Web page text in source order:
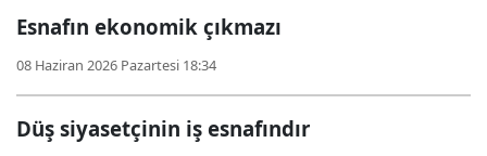
Esnafın ekonomik çıkmazı
08 Haziran 2026 Pazartesi 18:34
Düş siyasetçinin iş esnafındır